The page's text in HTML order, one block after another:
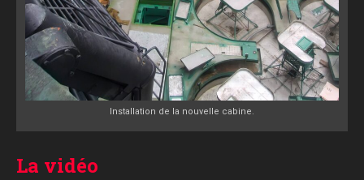
Installation de la nouvelle cabine.
La vidéo